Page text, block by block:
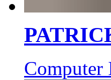
Computer